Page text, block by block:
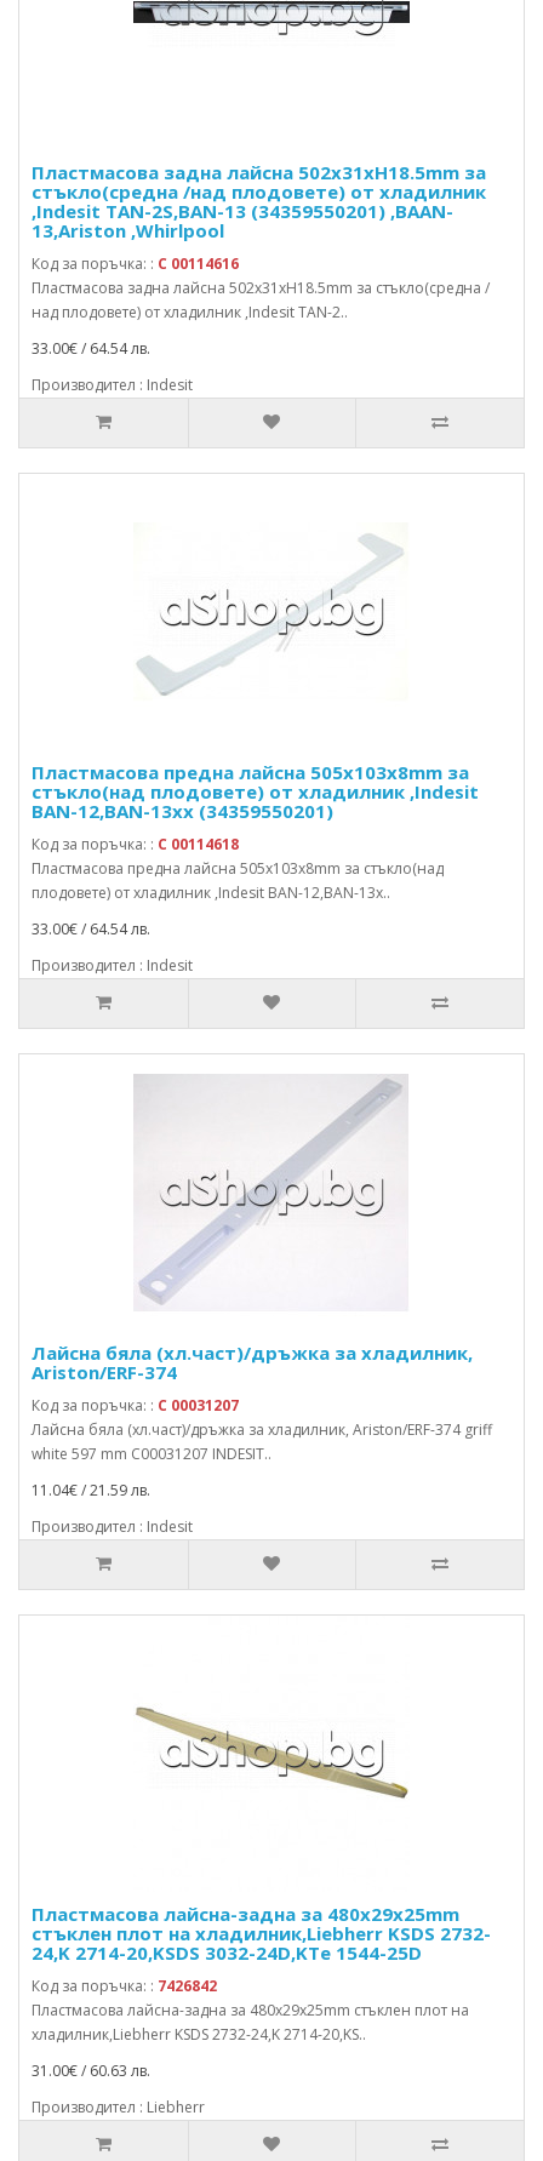
Пластмасова задна лайсна 502x31xH18.5mm за
стъкло(средна /над плодовете) от хладилник
,Indesit TAN-2S,BAN-13 (34359550201) ,BAAN-
13,Ariston ,Whirlpool
Код за поръчка: : C 00114616
Пластмасова задна лайсна 502x31xH18.5mm за стъкло(средна /
над плодовете) от хладилник ,Indesit TAN-2..
33.00€ / 64.54 лв.
Производител : Indesit
Пластмасова предна лайсна 505x103x8mm за
стъкло(над плодовете) от хладилник ,Indesit
BAN-12,BAN-13xx (34359550201)
Код за поръчка: : C 00114618
Пластмасова предна лайсна 505x103x8mm за стъкло(над
плодовете) от хладилник ,Indesit BAN-12,BAN-13x..
33.00€ / 64.54 лв.
Производител : Indesit
Лайсна бяла (хл.част)/дръжка за хладилник,
Ariston/ERF-374
Код за поръчка: : C 00031207
Лайсна бяла (хл.част)/дръжка за хладилник, Ariston/ERF-374 griff
white 597 mm C00031207 INDESIT..
11.04€ / 21.59 лв.
Производител : Indesit
Пластмасова лайсна-задна за 480x29x25mm
стъклен плот на хладилник,Liebherr KSDS 2732-
24,K 2714-20,KSDS 3032-24D,KTe 1544-25D
Код за поръчка: : 7426842
Пластмасова лайсна-задна за 480x29x25mm стъклен плот на
хладилник,Liebherr KSDS 2732-24,K 2714-20,KS..
31.00€ / 60.63 лв.
Производител : Liebherr